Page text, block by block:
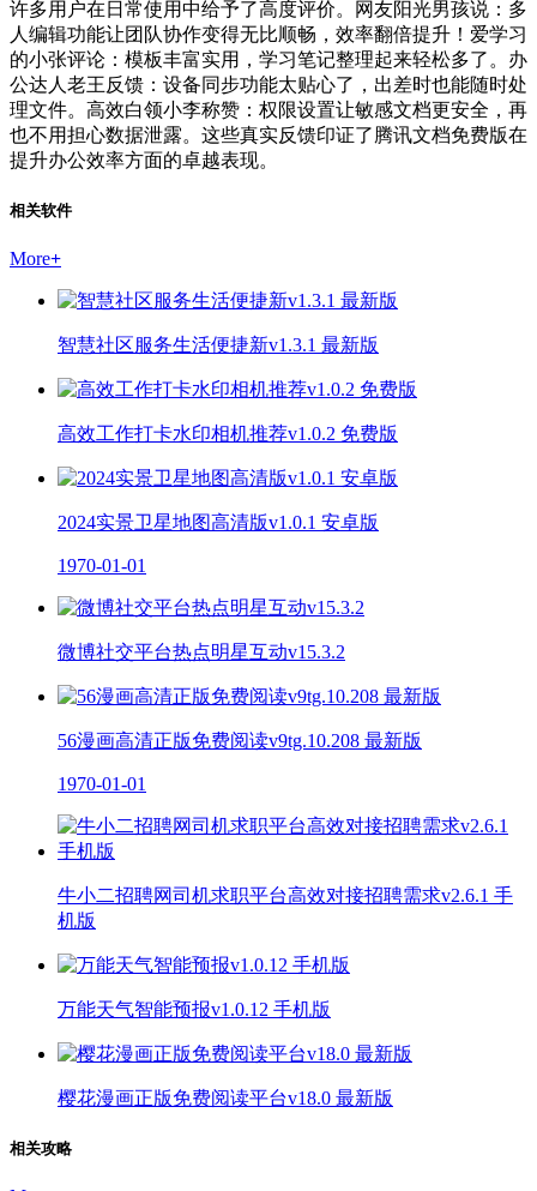
许多用户在日常使用中给予了高度评价。网友阳光男孩说：多
人编辑功能让团队协作变得无比顺畅，效率翻倍提升！爱学习
的小张评论：模板丰富实用，学习笔记整理起来轻松多了。办
公达人老王反馈：设备同步功能太贴心了，出差时也能随时处
理文件。高效白领小李称赞：权限设置让敏感文档更安全，再
也不用担心数据泄露。这些真实反馈印证了腾讯文档免费版在
提升办公效率方面的卓越表现。
相关软件
More+
智慧社区服务生活便捷新v1.3.1 最新版
高效工作打卡水印相机推荐v1.0.2 免费版
2024实景卫星地图高清版v1.0.1 安卓版
1970-01-01
微博社交平台热点明星互动v15.3.2
56漫画高清正版免费阅读v9tg.10.208 最新版
1970-01-01
牛小二招聘网司机求职平台高效对接招聘需求v2.6.1 手
机版
万能天气智能预报v1.0.12 手机版
樱花漫画正版免费阅读平台v18.0 最新版
相关攻略